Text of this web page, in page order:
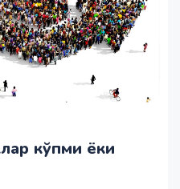
кўпми ёки